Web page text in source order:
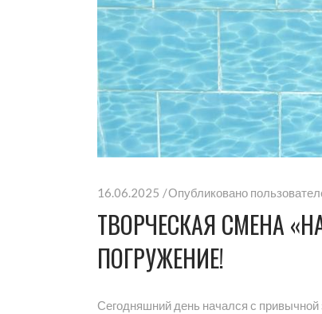
16.06.2025 Опубликовано
ТВОРЧЕСКАЯ СМЕНА
ПОГРУЖЕНИЕ!
Сегодняшний день начался с